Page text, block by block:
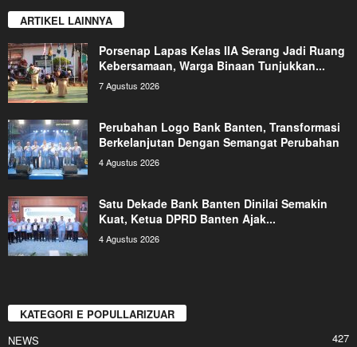
ARTIKEL LAINNYA
Porsenap Lapas Kelas IIA Serang Jadi Ruang
Kebersamaan, Warga Binaan Tunjukkan...
7 Agustus 2026
Perubahan Logo Bank Banten, Transformasi
Berkelanjutan Dengan Semangat Perubahan
4 Agustus 2026
Satu Dekade Bank Banten Dinilai Semakin
Kuat, Ketua DPRD Banten Ajak...
4 Agustus 2026
KATEGORI E POPULLARIZUAR
NEWS
427